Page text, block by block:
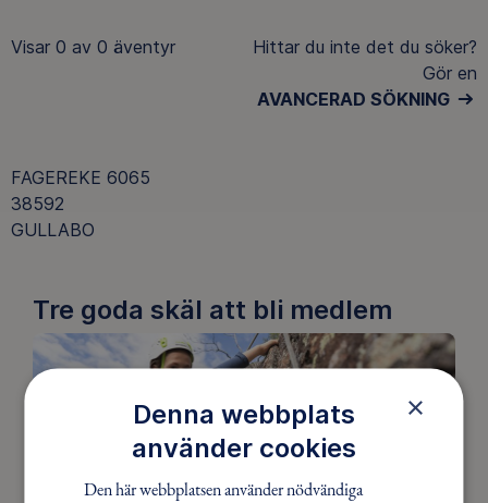
Visar 0 av 0 äventyr
Hittar du inte det du söker?
Gör en
AVANCERAD SÖKNING
FAGEREKE 6065
38592
GULLABO
Tre goda skäl att bli medlem
×
Denna webbplats
använder cookies
Den här webbplatsen använder nödvändiga